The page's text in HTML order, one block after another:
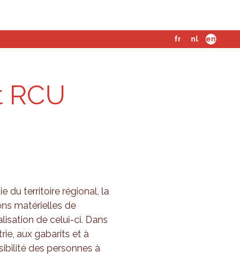
fr nl en
du territoire régional, la
matérielles de
de celui-ci. Dans
aux gabarits et à
des personnes à